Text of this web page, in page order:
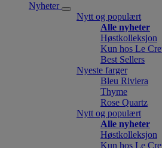
Nyheter
Nytt og populært
Alle nyheter
Høstkolleksjon
Kun hos Le
Best Sellers
Nyeste farger
Bleu Riviera
Thyme
Rose Quartz
Nytt og populært
Alle nyheter
Høstkolleksjon
Kun hos Le